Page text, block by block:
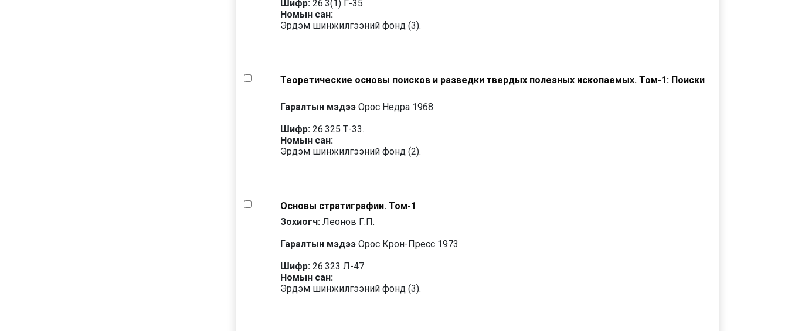
Шифр: 26.3(1) Г-35.
Номын сан:
Эрдэм шинжилгээний фонд (3).
Теоретические основы поисков и разведки твердых полезных ископаемых. Том-1: Поиски
Гаралтын мэдээ Орос Недра 1968
Шифр: 26.325 Т-33.
Номын сан:
Эрдэм шинжилгээний фонд (2).
Основы стратиграфии. Том-1
Зохиогч: Леонов Г.П.
Гаралтын мэдээ Орос Крон-Пресс 1973
Шифр: 26.323 Л-47.
Номын сан:
Эрдэм шинжилгээний фонд (3).